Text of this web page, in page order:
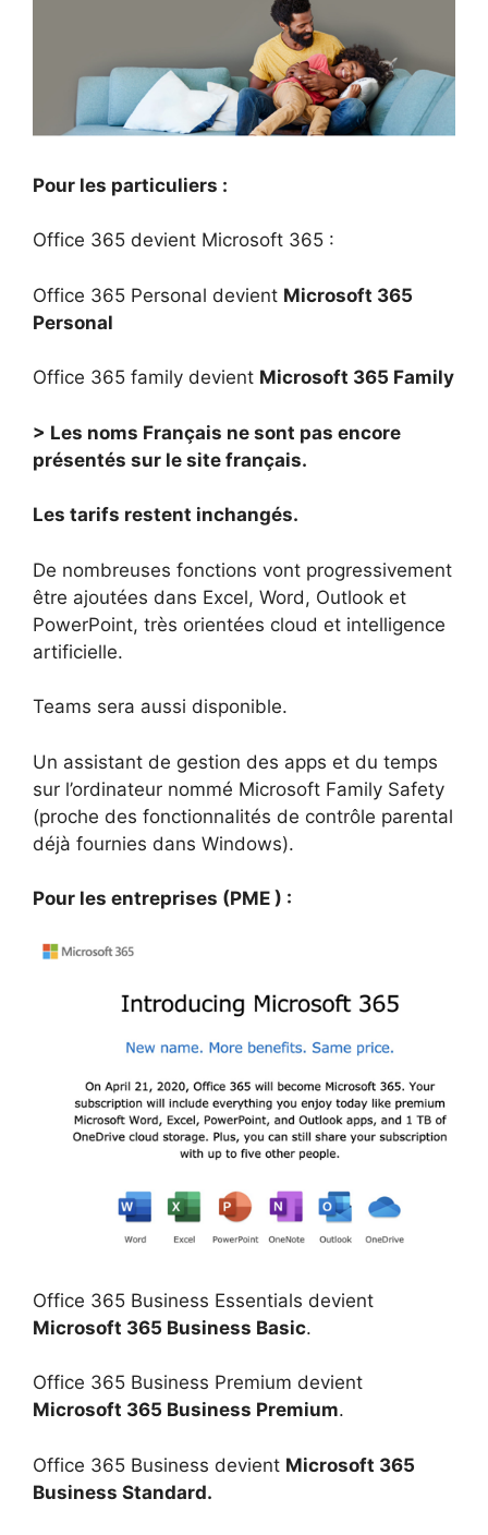
Pour les particuliers :
Office 365 devient Microsoft 365 :
Office 365 Personal devient Microsoft 365
Personal
Office 365 family devient Microsoft 365 Family
> Les noms Français ne sont pas encore
présentés sur le site français.
Les tarifs restent inchangés.
De nombreuses fonctions vont progressivement
être ajoutées dans Excel, Word, Outlook et
PowerPoint, très orientées cloud et intelligence
artificielle.
Teams sera aussi disponible.
Un assistant de gestion des apps et du temps
sur l’ordinateur nommé Microsoft Family Safety
(proche des fonctionnalités de contrôle parental
déjà fournies dans Windows).
Pour les entreprises (PME ) :
Office 365 Business Essentials devient
Microsoft 365 Business Basic.
Office 365 Business Premium devient
Microsoft 365 Business Premium.
Office 365 Business devient Microsoft 365
Business Standard.